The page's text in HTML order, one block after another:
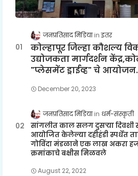
जनप्रतिसाद मिडिया इतर
कोल्हापूर जिल्हा कौशल्य
उद्योजकता मार्गदर्शन
"प्लेसमेंट ड्राईव्ह" चे
December 20, 2023
जनप्रतिसाद मिडिया धर्म-संस्कृती
सांगलीत काल सलग दुसऱ्या दिवशी
आयोजित केलेल्या दहीहंडी स्पर्धेत
गोविंदा मंडळाने एक लाख अकरा
क्रमांकाचे बक्षीस मिळवले
August 22, 2022